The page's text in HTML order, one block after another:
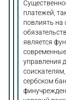
платежей,
повлиять на
является
управления
сербском